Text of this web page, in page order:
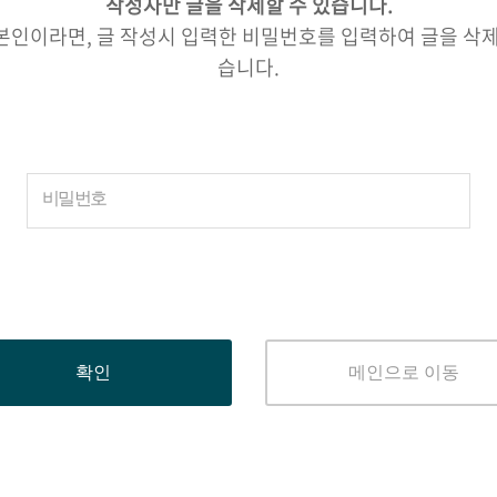
인이라면, 글 작성시 입력한 비밀번호를 입력하여 글을 삭
습니다.
비밀번호
메인으로 이동